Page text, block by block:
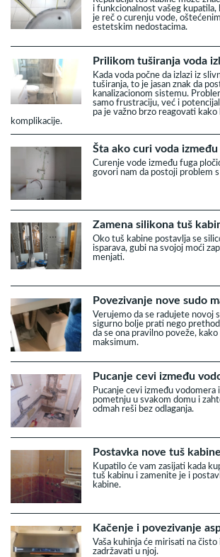
i funkcionalnost vašeg kupatila,
je reč o curenju vode,
estetskim nedostacima.
Prilikom tuširanja voda
Kada voda počne da izlazi iz
tuširanja, to je jasan znak da
kanalizacionom sistemu.
samo frustraciju, već i
pa je važno brzo reagovati
komplikacije.
Šta ako curi voda
Curenje vode između fuga
govori nam da postoji problem
Zamena silikona tuš
Oko tuš kabine postavlja se
isparava, gubi na svojoj moći
menjati.
Povezivanje nove sudo
Verujemo da se radujete novoj
sigurno bolje prati nego
da se ona pravilno poveže, kako
maksimum.
Pucanje cevi između
Pucanje cevi između vodomera
pometnju u svakom domu i
odmah reši bez odlaganja.
Postavka nove tuš
Kupatilo će vam zasijati kada
tuš kabinu i zamenite je i
kabine.
Kačenje i povezivanje
Vaša kuhinja će mirisati na
zadržavati u njoj.